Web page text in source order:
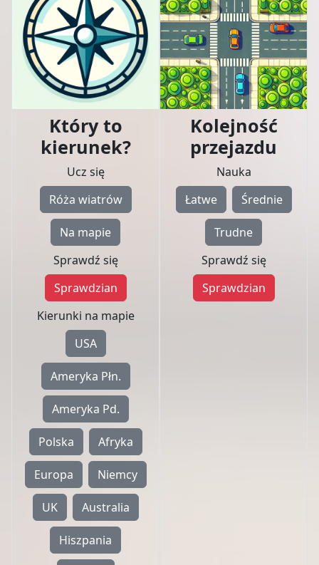
Który to
kierunek?
Ucz się
Róża wiatrów
Na mapie
Sprawdź się
Sprawdzian
Kierunki na mapie
USA
Ameryka Płn.
Ameryka Pd.
Polska Afryka
Europa Niemcy
UK Australia
Hiszpania
Kolejność
przejazdu
Nauka
Łatwe
Średnie
Trudne
Sprawdź się
Sprawdzian